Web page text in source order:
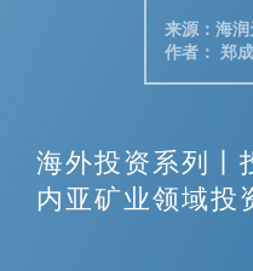
来源：海
作者： 郑
海外投资系列丨
内亚矿业领域投